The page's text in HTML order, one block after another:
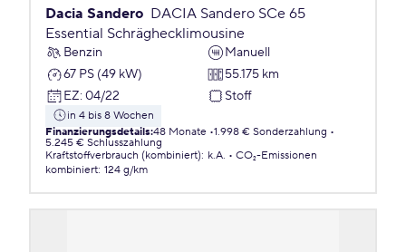
Dacia Sandero DACIA Sandero SCe 65
Essential Schräghecklimousine
Benzin
Manuell
67 PS (49 kW)
55.175 km
EZ: 04/22 Stoff
in 4 bis 8 Wochen
Finanzierungsdetails:48 Monate 1.998 € Sonderzahlung
5.245 € Schlusszahlung
Kraftstoffverbrauch (kombiniert): k.A.
CO₂-Emissionen
kombiniert: 124 g/km